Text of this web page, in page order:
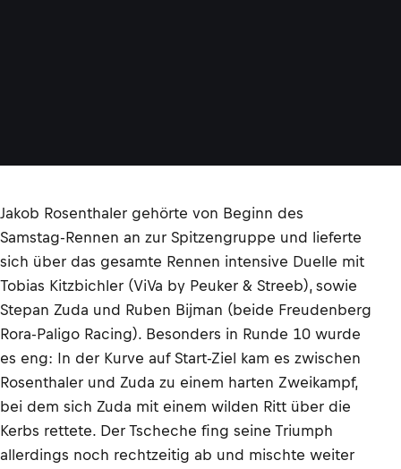
Jakob Rosenthaler gehörte von Beginn des
Samstag-Rennen an zur Spitzengruppe und lieferte
sich über das gesamte Rennen intensive Duelle mit
Tobias Kitzbichler (ViVa by Peuker & Streeb), sowie
Stepan Zuda und Ruben Bijman (beide Freudenberg
Rora-Paligo Racing). Besonders in Runde 10 wurde
es eng: In der Kurve auf Start-Ziel kam es zwischen
Rosenthaler und Zuda zu einem harten Zweikampf,
bei dem sich Zuda mit einem wilden Ritt über die
Kerbs rettete. Der Tscheche fing seine Triumph
allerdings noch rechtzeitig ab und mischte weiter